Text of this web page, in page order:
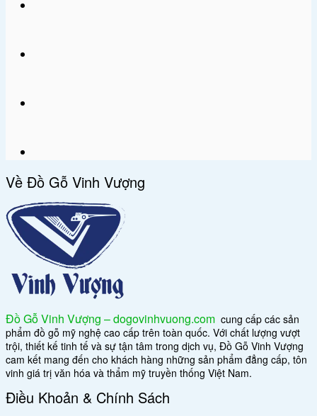
Về Đồ Gỗ Vinh Vượng
Đồ Gỗ Vinh Vượng – dogovinhvuong.com cung cấp các sản
phẩm đồ gỗ mỹ nghệ cao cấp trên toàn quốc. Với chất lượng vượt
trội, thiết kế tinh tế và sự tận tâm trong dịch vụ, Đồ Gỗ Vinh Vượng
cam kết mang đến cho khách hàng những sản phẩm đẳng cấp, tôn
vinh giá trị văn hóa và thẩm mỹ truyền thống Việt Nam.
Điều Khoản & Chính Sách